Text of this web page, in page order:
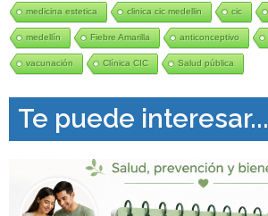
medicina estetica clinica cic medellin cic
medellín Fiebre Amarilla anticonceptivo
vacunación Clínica CIC Salud pública
Te puede interesar...